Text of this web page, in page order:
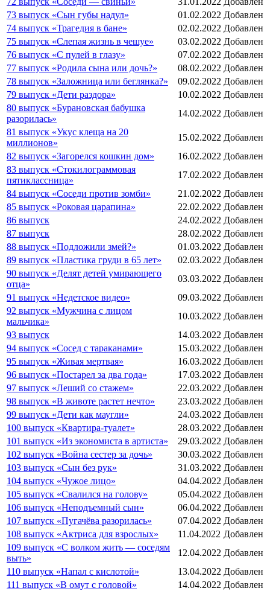
73 выпуск «Сын губы надул»
01.02.2022 Добавлен
74 выпуск «Трагедия в бане»
02.02.2022 Добавлен
75 выпуск «Слепая жизнь в чешуе»
03.02.2022 Добавлен
76 выпуск «С пулей в глазу»
07.02.2022 Добавлен
77 выпуск «Родила сына или дочь?»
08.02.2022 Добавлен
78 выпуск «Заложница или беглянка?»
09.02.2022 Добавлен
79 выпуск «Дети раздора»
10.02.2022 Добавлен
80 выпуск «Бурановская бабушка
разорилась»
14.02.2022 Добавлен
81 выпуск «Укус клеща на 20
миллионов»
15.02.2022 Добавлен
82 выпуск «Загорелся кошкин дом»
16.02.2022 Добавлен
83 выпуск «Стокилограммовая
пятиклассница»
17.02.2022 Добавлен
84 выпуск «Соседи против зомби»
21.02.2022 Добавлен
85 выпуск «Роковая царапина»
22.02.2022 Добавлен
86 выпуск
24.02.2022 Добавлен
87 выпуск
28.02.2022 Добавлен
88 выпуск «Подложили змей?»
01.03.2022 Добавлен
89 выпуск «Пластика груди в 65 лет»
02.03.2022 Добавлен
90 выпуск «Делят детей умирающего
отца»
03.03.2022 Добавлен
91 выпуск «Недетское видео»
09.03.2022 Добавлен
92 выпуск «Мужчина с лицом
мальчика»
10.03.2022 Добавлен
93 выпуск
14.03.2022 Добавлен
94 выпуск «Сосед с тараканами»
15.03.2022 Добавлен
95 выпуск «Живая мертвая»
16.03.2022 Добавлен
96 выпуск «Постарел за два года»
17.03.2022 Добавлен
97 выпуск «Леший со стажем»
22.03.2022 Добавлен
98 выпуск «В животе растет нечто»
23.03.2022 Добавлен
99 выпуск «Дети как маугли»
24.03.2022 Добавлен
100 выпуск «Квартира-туалет»
28.03.2022 Добавлен
101 выпуск «Из экономиста в артиста»
29.03.2022 Добавлен
102 выпуск «Война сестер за дочь»
30.03.2022 Добавлен
103 выпуск «Сын без рук»
31.03.2022 Добавлен
104 выпуск «Чужое лицо»
04.04.2022 Добавлен
105 выпуск «Свалился на голову»
05.04.2022 Добавлен
106 выпуск «Неподъемный сын»
06.04.2022 Добавлен
107 выпуск «Пугачёва разорилась»
07.04.2022 Добавлен
108 выпуск «Актриса для взрослых»
11.04.2022 Добавлен
109 выпуск «С волком жить — соседям
выть»
12.04.2022 Добавлен
110 выпуск «Напал с кислотой»
13.04.2022 Добавлен
111 выпуск «В омут с головой»
14.04.2022 Добавлен